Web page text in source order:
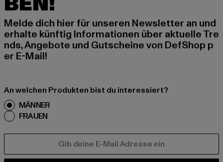
Melde dich hier für unseren Newsletter an und
erhalte künftig Informationen über aktuelle Tre
nds, Angebote und Gutscheine von DefShop p
er E-Mail!
An welchen Produkten bist du interessiert?
MÄNNER
FRAUEN